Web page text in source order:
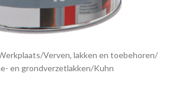
/Verven, lakken en toebehoren/
en grondverzetlakken/Kuhn